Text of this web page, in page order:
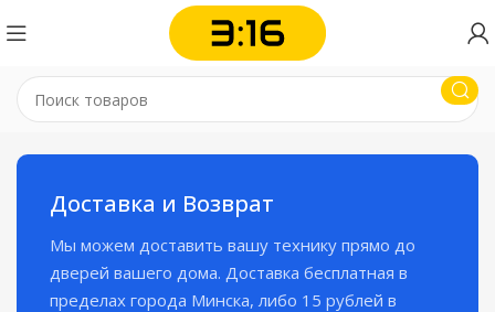
Доставка и Возврат
Мы можем доставить вашу технику прямо до
дверей вашего дома. Доставка бесплатная в
пределах города Минска, либо 15 рублей в